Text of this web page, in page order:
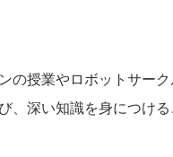
の授業やロボットサー
、深い知識を身につける